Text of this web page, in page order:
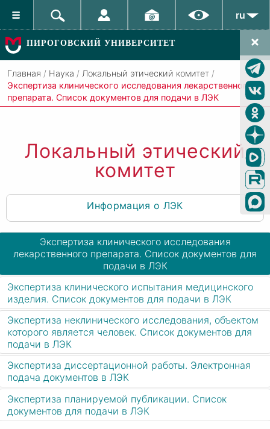
ru
ПИРОГОВСКИЙ УНИВЕРСИТЕТ
Главная / Наука / Локальный этический комитет /
Экспертиза клинического исследования лекарственного
препарата. Список документов для подачи в ЛЭК
Локальный этический
комитет
Информация о ЛЭК
Экспертиза клинического исследования
лекарственного препарата. Список документов для
подачи в ЛЭК
Экспертиза клинического испытания медицинского
изделия. Список документов для подачи в ЛЭК
Экспертиза неклинического исследования, объектом
которого является человек. Список документов для
подачи в ЛЭК
Экспертиза диссертационной работы. Электронная
подача документов в ЛЭК
Экспертиза планируемой публикации. Список
документов для подачи в ЛЭК